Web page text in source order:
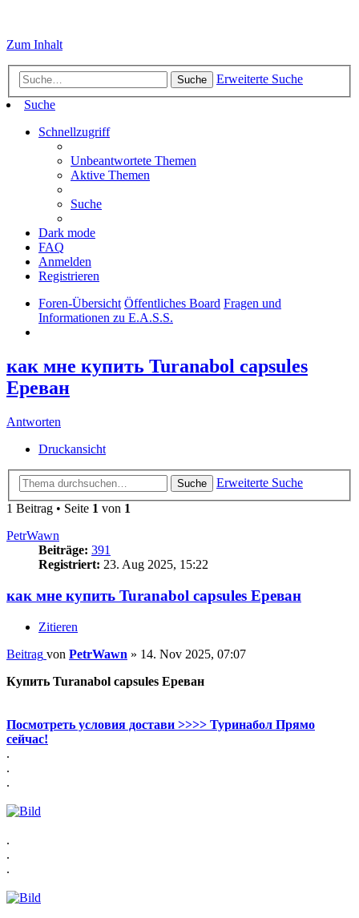
Zum Inhalt
Suche
Erweiterte Suche
Suche
Schnellzugriff
Unbeantwortete Themen
Aktive Themen
Suche
Dark mode
FAQ
Anmelden
Registrieren
Foren-Übersicht Öffentliches Board Fragen und
Informationen zu E.A.S.S.
как мне купить Turanabol capsules
Ереван
Antworten
Druckansicht
Suche
Erweiterte Suche
1 Beitrag • Seite 1 von 1
PetrWawn
Beiträge: 391
Registriert: 23. Aug 2025, 15:22
как мне купить Turanabol capsules Ереван
Zitieren
Beitrag von PetrWawn » 14. Nov 2025, 07:07
Купить Turanabol capsules Ереван
Посмотреть условия достави >>>> Туринабол Прямо
сейчас!
.
.
.
.
.
.